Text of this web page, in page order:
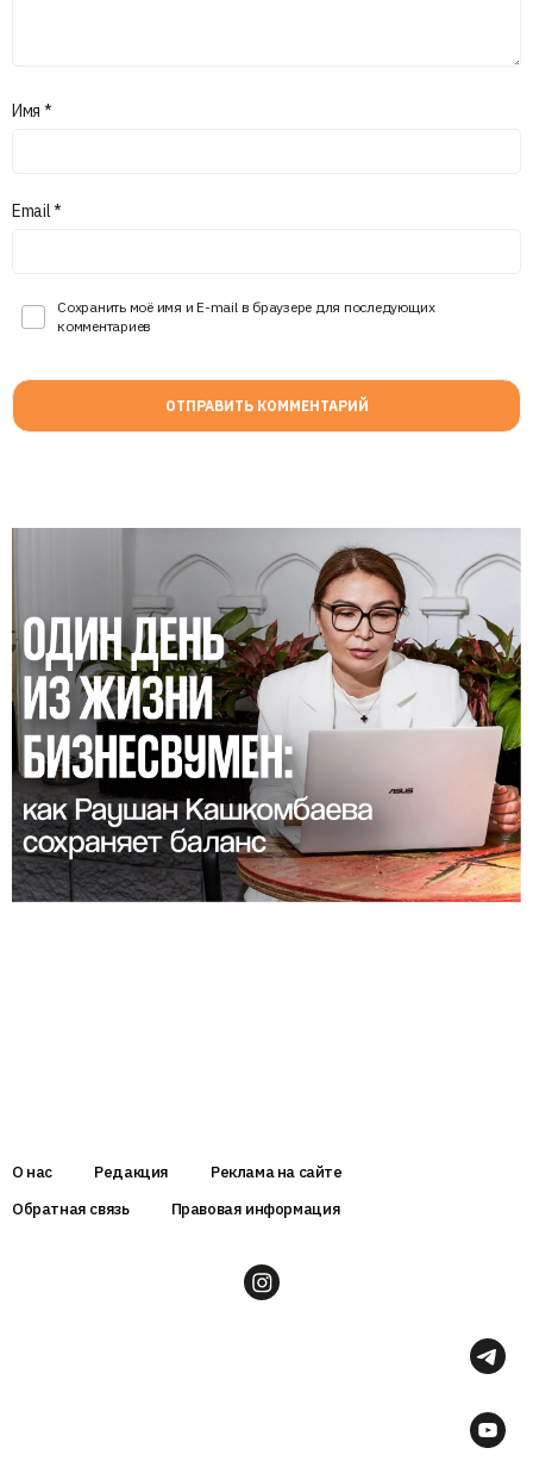
Имя *
Email*
Сохранить моё имя и E-mail в браузере для последующих
комментариев
О нас Редакция
Реклама на сайте
Обратная связь
Правовая информация